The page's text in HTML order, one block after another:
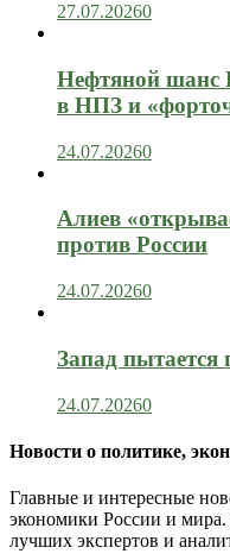
27.07.20260
Нефтяной шанс
в НПЗ и
24.07.20260
Алиев
против России
24.07.20260
Запад пытается
24.07.20260
Новости о политике,
Главные и интересные
экономики России и
лучших экспертов и